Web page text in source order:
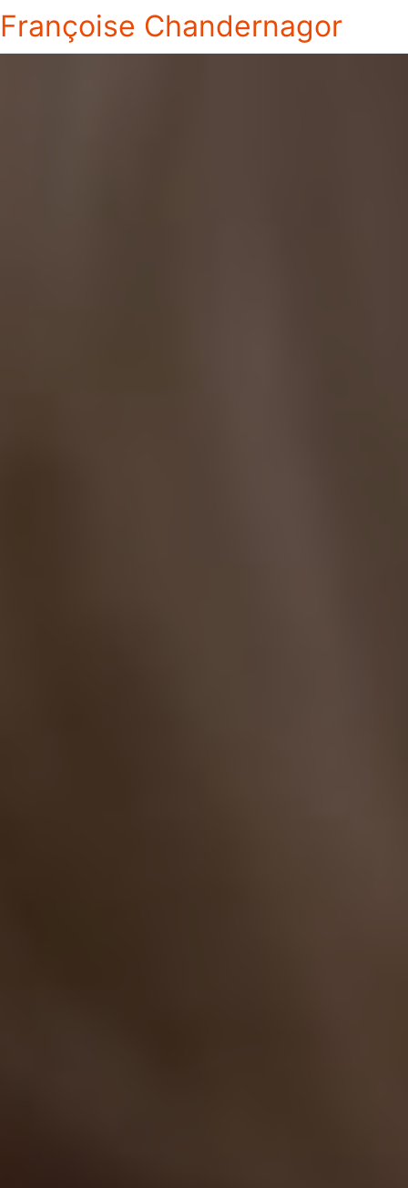
Françoise Chandernagor